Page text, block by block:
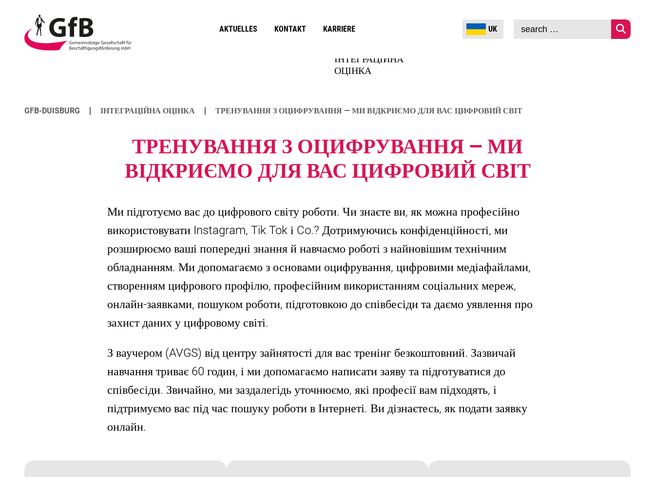
AKTUELLES KONTAKT KARRIERE UK
ІНТЕГРАЦІЙНА
ОЦІНКА
GFB-DUISBURG ІНТЕГРАЦІЙНА ОЦІНКА ТРЕНУВАННЯ З ОЦИФРУВАННЯ — МИ ВІДКРИЄМО ДЛЯ ВАС ЦИФРОВИЙ СВІТ
ТРЕНУВАННЯ З ОЦИФРУВАННЯ — МИ
ВІДКРИЄМО ДЛЯ ВАС ЦИФРОВИЙ СВІТ
Ми підготуємо вас до цифрового світу роботи. Чи знаєте ви, як можна професійно
використовувати Instagram, Tik Tok і Co.? Дотримуючись конфіденційності, ми
розширюємо ваші попередні знання й навчаємо роботі з найновішим технічним
обладнанням. Ми допомагаємо з основами оцифрування, цифровими медіафайлами,
створенням цифрового профілю, професійним використанням соціальних мереж,
онлайн-заявками, пошуком роботи, підготовкою до співбесіди та даємо уявлення про
захист даних у цифровому світі.
З ваучером (AVGS) від центру зайнятості для вас тренінг безкоштовний. Зазвичай
навчання триває 60 годин, і ми допомагаємо написати заяву та підготуватися до
співбесіди. Звичайно, ми заздалегідь уточнюємо, які професії вам підходять, і
підтримуємо вас під час пошуку роботи в Інтернеті. Ви дізнаєтесь, як подати заявку
онлайн.